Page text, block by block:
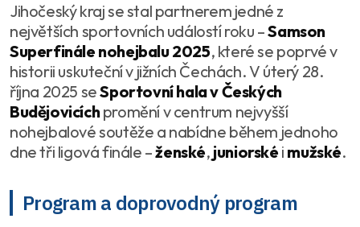
Jihočeský kraj se stal partnerem jedné z
největších sportovních událostí roku –Samson
Superfinále nohejbalu 2025, které se poprvé v
historii uskuteční v jižních Čechách. V úterý 28.
října 2025 seSportovní hala v Českých
Budějovicíchpromění v centrum nejvyšší
nohejbalové soutěže a nabídne během jednoho
dne tři ligová finále –ženské, juniorské i mužské.
Program a doprovodný program